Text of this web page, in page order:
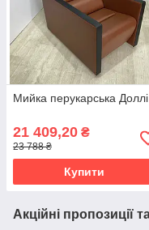
Мийка перукарська Доллі
21 409,20 ₴
23 788 ₴
Купити
Акційні пропозиції